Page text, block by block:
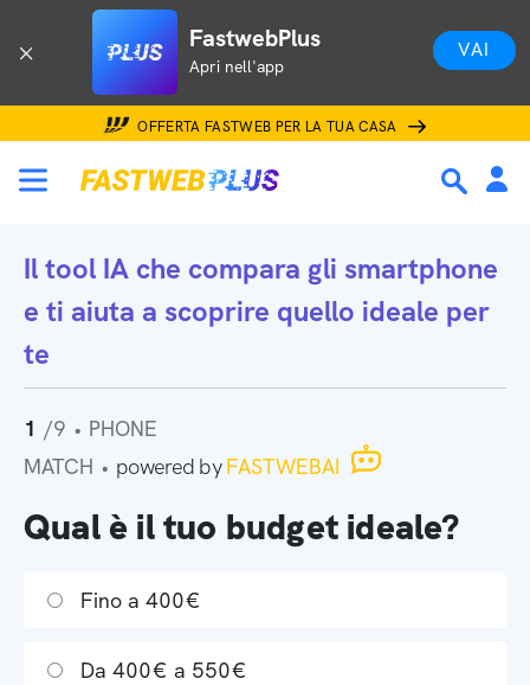
FastwebPlus
Apri nell'app
VAI
OFFERTA FASTWEB PER LA TUA CASA
Il tool IA che compara gli smartphone
e ti aiuta a scoprire quello ideale per
te
1 /9 • PHONE
MATCH • powered byFASTWEBAI
Qual è il tuo budget ideale?
Fino a 400€
Da 400€ a 550€